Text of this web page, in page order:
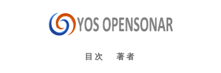
目次 著者